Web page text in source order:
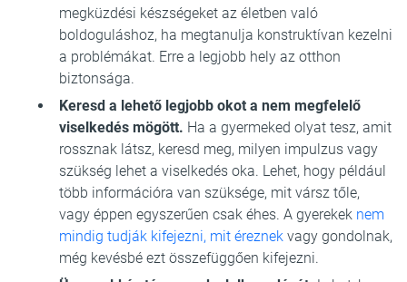
megküzdési készségeket az életben való
boldoguláshoz, ha megtanulja konstruktívan kezelni
a problémákat. Erre a legjobb hely az otthon
biztonsága.
Keresd a lehető legjobb okot a nem megfelelő
viselkedés mögött. Ha a gyermeked olyat tesz, amit
rossznak látsz, keresd meg, milyen impulzus vagy
szükség lehet a viselkedés oka. Lehet, hogy például
több információra van szüksége, mit vársz tőle,
vagy éppen egyszerűen csak éhes. A gyerekek nem
mindig tudják kifejezni, mit éreznek vagy gondolnak,
még kevésbé ezt összefüggően kifejezni.